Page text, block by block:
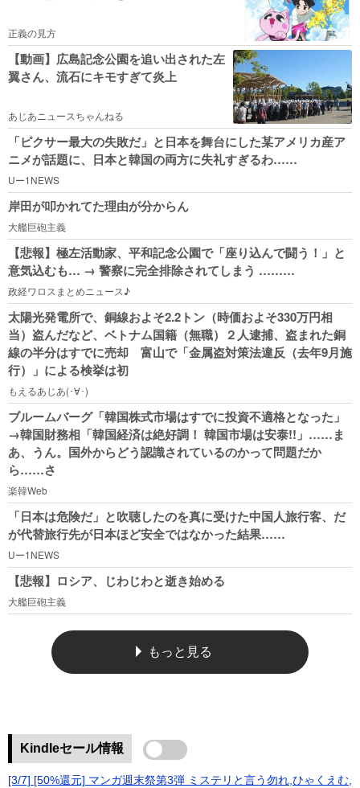
正義の見方
【動画】広島記念公園を追い出された左
翼さん、流石にキモすぎて炎上
あじあニュースちゃんねる
「ピクサー最大の失敗だ」と日本を舞台にした某アメリカ産ア
ニメが話題に、日本と韓国の両方に失礼すぎるわ……
Uー1NEWS
岸田が叩かれてた理由が分からん
大艦巨砲主義
【悲報】極左活動家、平和記念公園で「座り込んで闘う！」と
意気込むも… → 警察に完全排除されてしまう ………
政経ワロスまとめニュース♪
太陽光発電所で、銅線およそ2.2トン（時価およそ330万円相
当）盗んだなど、ベトナム国籍（無職）２人逮捕、盗まれた銅
線の半分はすでに売却 富山で「金属盗対策法違反（去年9月施
行）」による検挙は初
もえるあじあ(･∀･)
ブルームバーグ「韓国株式市場はすでに投資不適格となった」
→韓国財務相「韓国経済は絶好調！ 韓国市場は安泰!!」……ま
あ、うん。国外からどう認識されているのかって問題だか
ら……さ
楽韓Web
「日本は危険だ」と吹聴したのを真に受けた中国人旅行客、だ
が代替旅行先が日本ほど安全ではなかった結果……
Uー1NEWS
【悲報】ロシア、じわじわと逝き始める
大艦巨砲主義
もっと見る
Kindleセール情報
[3/7] [50%還元] マンガ週末祭第3弾 ミステリと言う勿れ,ひゃくえむ,